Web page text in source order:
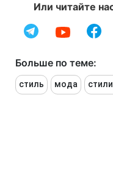
Или читайте
Больше по теме:
стиль мода